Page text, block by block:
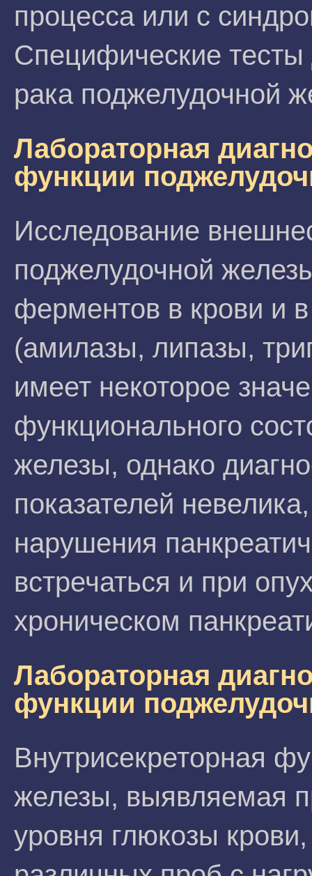
процесса или с
Специфические тесты
рака поджелудочной
Лабораторная
функции
Исследование
поджелудочной
ферментов в крови и
(амилазы, липазы,
имеет некоторое
функционального
железы, однако
показателей
нарушения
встречаться и при
хроническом
Лабораторная
функции
Внутрисекреторная
железы, выявляемая
уровня глюкозы